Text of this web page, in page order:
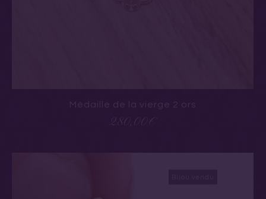
Médaille de la vierge 2 ors
280,00 €